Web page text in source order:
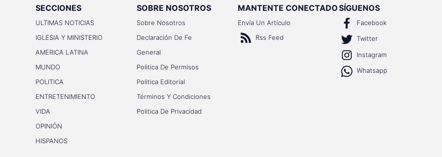
SECCIONES
ULTIMAS NOTICIAS
IGLESIA Y MINISTERIO
AMERICA LATINA
MUNDO
POLITICA
ENTRETENIMIENTO
VIDA
OPINIÓN
HISPANOS
SOBRE NOSOTROS
Sobre Nosotros
Declaración De Fe
General
Politica De Permisos
Politica Editorial
Términos Y Condiciones
Politica De Privacidad
MANTENTE CONECTADO
Envía Un Artículo
Rss Feed
SÍGUENOS
Facebook
Twitter
Instagram
Whatsapp